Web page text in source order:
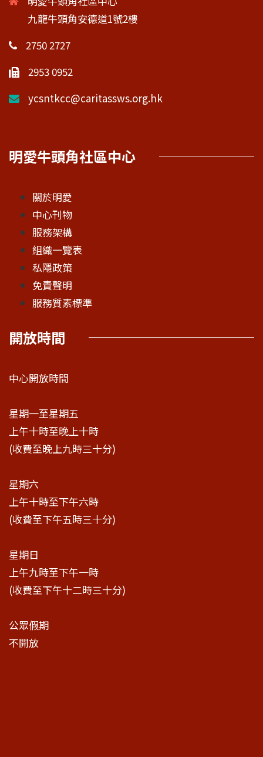
九龍牛頭角安德道1號2樓
2750 2727
2953 0952
ycsntkcc@caritassws.org.hk
明愛牛頭角社區中心
關於明愛
中心刊物
服務架構
組織一覽表
私隱政策
免責聲明
服務質素標準
開放時間
中心開放時間
星期一至星期五
上午十時至晚上十時
(收費至晚上九時三十分)
星期六
上午十時至下午六時
(收費至下午五時三十分)
星期日
上午九時至下午一時
(收費至下午十二時三十分)
公眾假期
不開放